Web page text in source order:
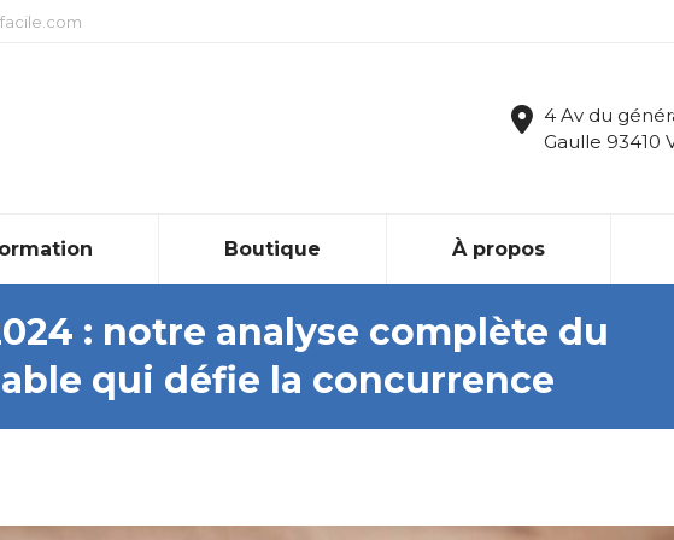
4 Av du
Gaulle 93410
Boutique À propos
: notre analyse complète du
qui défie la concurrence